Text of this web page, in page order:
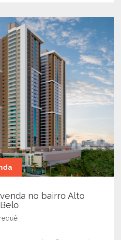
no bairro Alto